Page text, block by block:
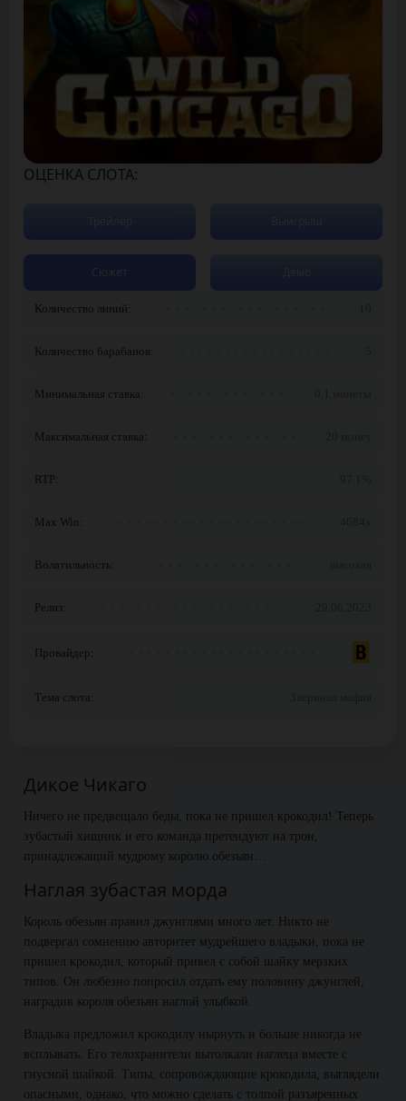
ОЦЕНКА СЛОТА:
Количество линий:
Количество барабанов:
Минимальная ставка:
Максимальная ставка:
RTP:
Max Win:
Волатильность:
Релиз:
Провайдер:
Тема слота:
Сюжет
Дикое Чикаго
Ничего не предвещало беды, пока не пришел крокодил! Теперь
зубастый хищник и его команда претендуют на трон,
принадлежащий мудрому королю обезьян…
Наглая зубастая морда
Король обезьян правил джунглями много лет. Никто не
подвергал сомнению авторитет мудрейшего владыки, пока не
пришел крокодил, который привел с собой шайку мерзких
типов. Он любезно попросил отдать ему половину джунглей,
наградив короля обезьян наглой улыбкой.
Владыка предложил крокодилу нырнуть и больше никогда не
всплывать. Его телохранители вытолкали наглеца вместе с
гнусной шайкой. Типы, сопровождающие крокодила, выглядели
опасными, однако, что можно сделать с толпой разъяренных